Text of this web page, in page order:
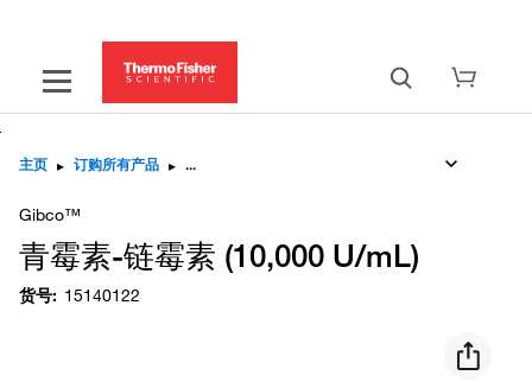
主页 ▸ 订购所有产品 ▸
Gibco™
青霉素-链霉素 (10,000 U/mL)
货号: 15140122